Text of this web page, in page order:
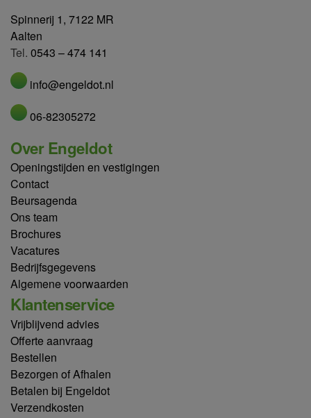
Spinnerij 1, 7122 MR
Aalten
Tel. 0543 – 474 141
info@engeldot.nl
06-82305272
Over Engeldot
Openingstijden en vestigingen
Contact
Beursagenda
Ons team
Brochures
Vacatures
Bedrijfsgegevens
Algemene voorwaarden
Klantenservice
Vrijblijvend advies
Offerte aanvraag
Bestellen
Bezorgen of Afhalen
Betalen bij Engeldot
Verzendkosten